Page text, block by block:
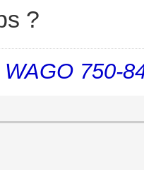
?
750-